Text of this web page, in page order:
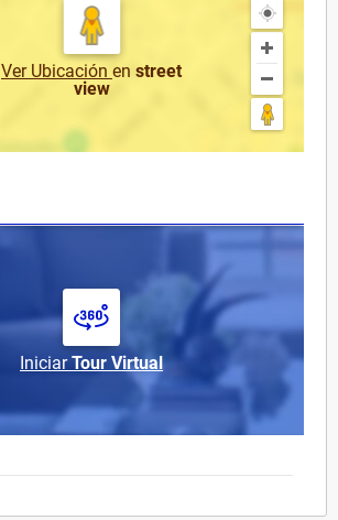
Ver Ubicación en street
view
IniciarTour Virtual